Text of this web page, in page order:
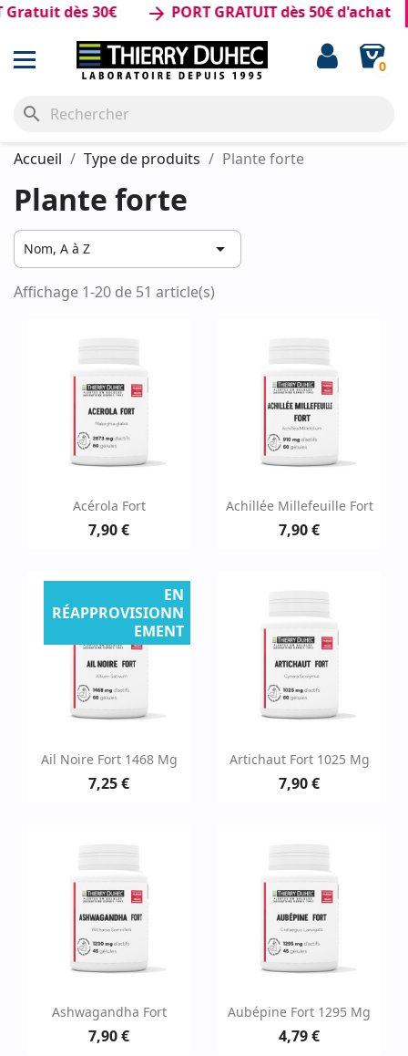
dès 30€ arrow_forwardPORT GRATUIT dès 50€ d'achat
0
search
Accueil Type de produits Plante forte
Plante forte
Nom, A à Z 
Affichage 1-20 de 51 article(s)
Acérola Fort
7,90 €
Achillée Millefeuille Fort
7,90 €
Ail Noire Fort 1468 Mg
7,25 €
EN
RÉAPPROVISIONN
EMENT
Artichaut Fort 1025 Mg
7,90 €
Ashwagandha Fort
7,90 €
Aubépine Fort 1295 Mg
4,79 €